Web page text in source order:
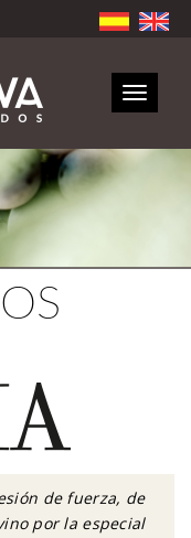
Toggle
de fuerza, de
por la especial